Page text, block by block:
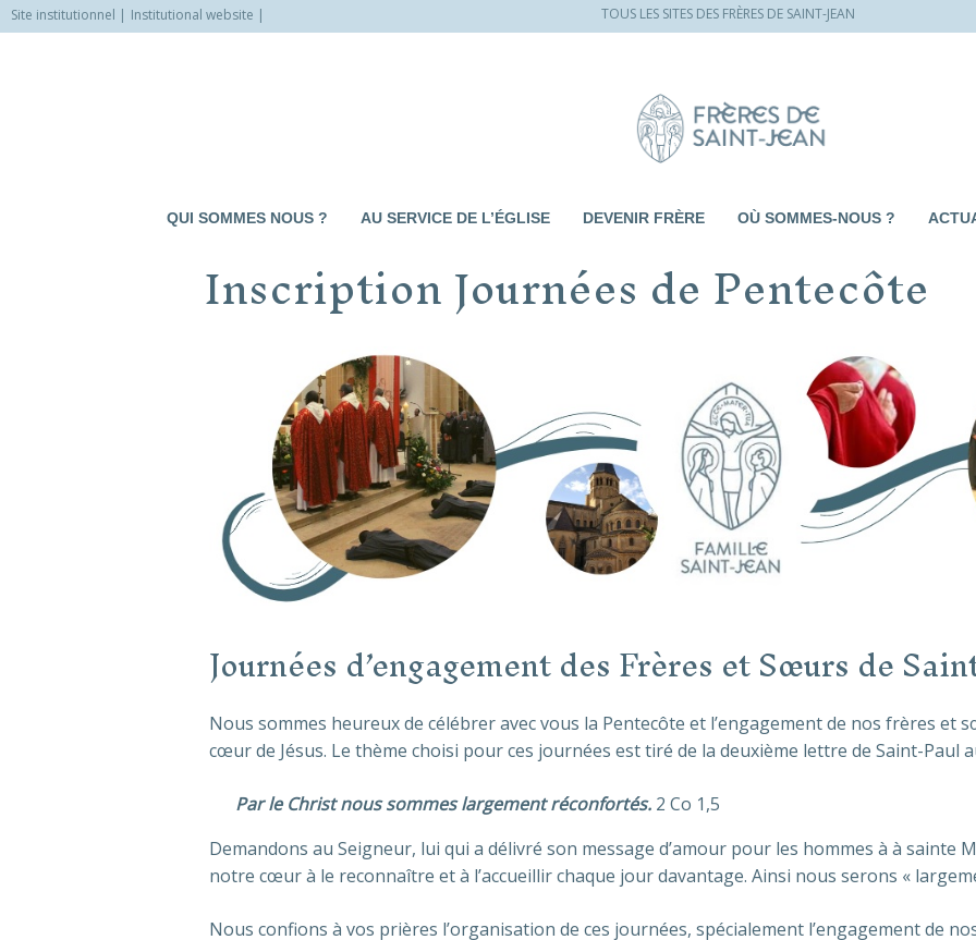
Site institutionnel Institutional website
TOUS LES SITES DES FRÈRES DE SAINT-JEAN
QUI SOMMES NOUS ? AU SERVICE DE L’ÉGLISE DEVENIR FRÈRE OÙ SOMMES-NOUS ?
Inscription Journées de Pentecôte
Journées d’engagement des Frères et Sœurs de
Nous sommes heureux de célébrer avec vous la Pentecôte et l’engagement de nos frères et
cœur de Jésus. Le thème choisi pour ces journées est tiré de la deuxième lettre de Saint-Paul
Par le Christ nous sommes largement réconfortés. 2 Co 1,5
Demandons au Seigneur, lui qui a délivré son message d’amour pour les hommes à à sainte
notre cœur à le reconnaître et à l’accueillir chaque jour davantage. Ainsi nous serons «
Nous confions à vos prières l’organisation de ces journées, spécialement l’engagement de